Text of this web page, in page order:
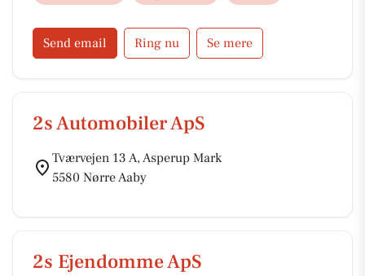
Send email Ring nu Se mere
2s Automobiler ApS
Tværvejen 13 A, Asperup Mark
5580 Nørre Aaby
2s Ejendomme ApS